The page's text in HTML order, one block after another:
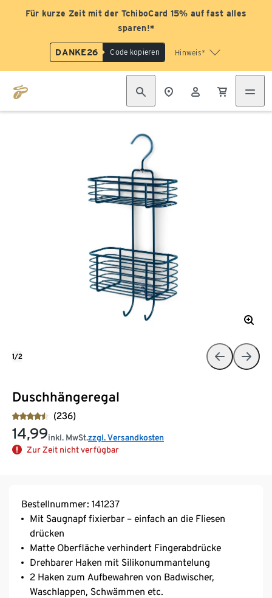
Für kurze Zeit mit der TchiboCard 15% auf fast alles
sparen!*
DANKE26 Code kopieren Hinweis*
Duschhängeregal
(236)
14,99inkl. MwSt.zzgl. Versandkosten
Zur Zeit nicht verfügbar
1/2
Bestellnummer: 141237
Mit Saugnapf fixierbar – einfach an die Fliesen
drücken
Matte Oberfläche verhindert Fingerabdrücke
Drehbarer Haken mit Silikonummantelung
2 Haken zum Aufbewahren von Badwischer,
Waschlappen, Schwämmen etc.